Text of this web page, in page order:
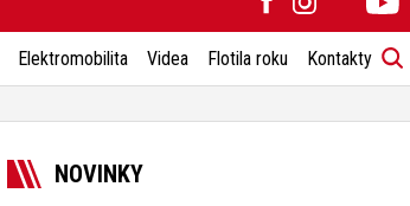
Elektromobilita Videa Flotila roku Kontakty
NOVINKY